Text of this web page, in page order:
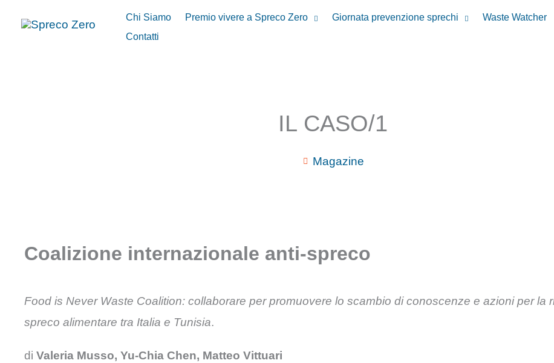
Chi Siamo Premio vivere a Spreco Zero Giornata prevenzione sprechi Waste Watcher
Contatti
IL CASO/1
Magazine
Coalizione internazionale anti-spreco
Food is Never Waste Coalition: collaborare per promuovere lo scambio di conoscenze e azioni per la
spreco alimentare tra Italia e Tunisia.
di Valeria Musso, Yu-Chia Chen, Matteo Vittuari